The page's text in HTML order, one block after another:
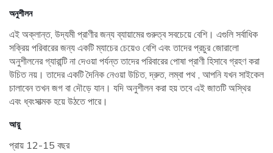
অনুশীলন
এই অক্লান্ত, উদ্যমী প্রাণীর জন্য ব্যায়ামের গুরুত্ব সবচেয়ে বেশি। এগুলি সর্বাধিক
সক্রিয় পরিবারের জন্য একটি ম্যাচের চেয়েও বেশি এবং তাদের প্রচুর জোরালো
অনুশীলনের গ্যারান্টি না দেওয়া পর্যন্ত তাদের পরিবারের পোষা প্রাণী হিসাবে গ্রহণ করা
উচিত নয়। তাদের একটি দৈনিক নেওয়া উচিত, দ্রুত, লম্বা পথ , আপনি যখন সাইকেল
চালাবেন তখন জগ বা দৌড়ে যান। যদি অনুশীলন করা হয় তবে এই জাতটি অস্থির
এবং ধ্বংসাত্মক হয়ে উঠতে পারে।
আয়ু
প্রায় 12-15 বছর